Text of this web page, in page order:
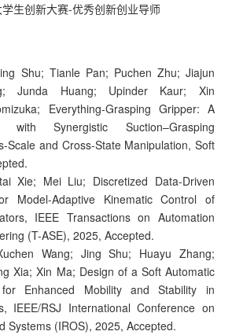
生创新大赛-优秀创新创业导师
Shu; Tianle Pan; Puchen Zhu; Jiajun
Junda Huang; Upinder Kaur; Xin
Everything-Grasping Gripper: A
with Synergistic Suction–Grasping
Scale and Cross-State Manipulation, Soft
Xie; Mei Liu; Discretized Data-Driven
Model-Adaptive Kinematic Control of
IEEE Transactions on Automation
(T-ASE), 2025, Accepted.
Wang; Jing Shu; Huayu Zhang;
Xia; Xin Ma; Design of a Soft Automatic
Enhanced Mobility and Stability in
IEEE/RSJ International Conference on
Systems (IROS), 2025, Accepted.